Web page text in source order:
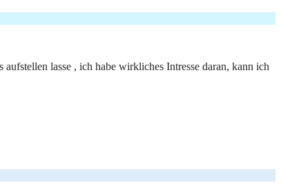
lasse , ich habe wirkliches Intresse daran, kann ich